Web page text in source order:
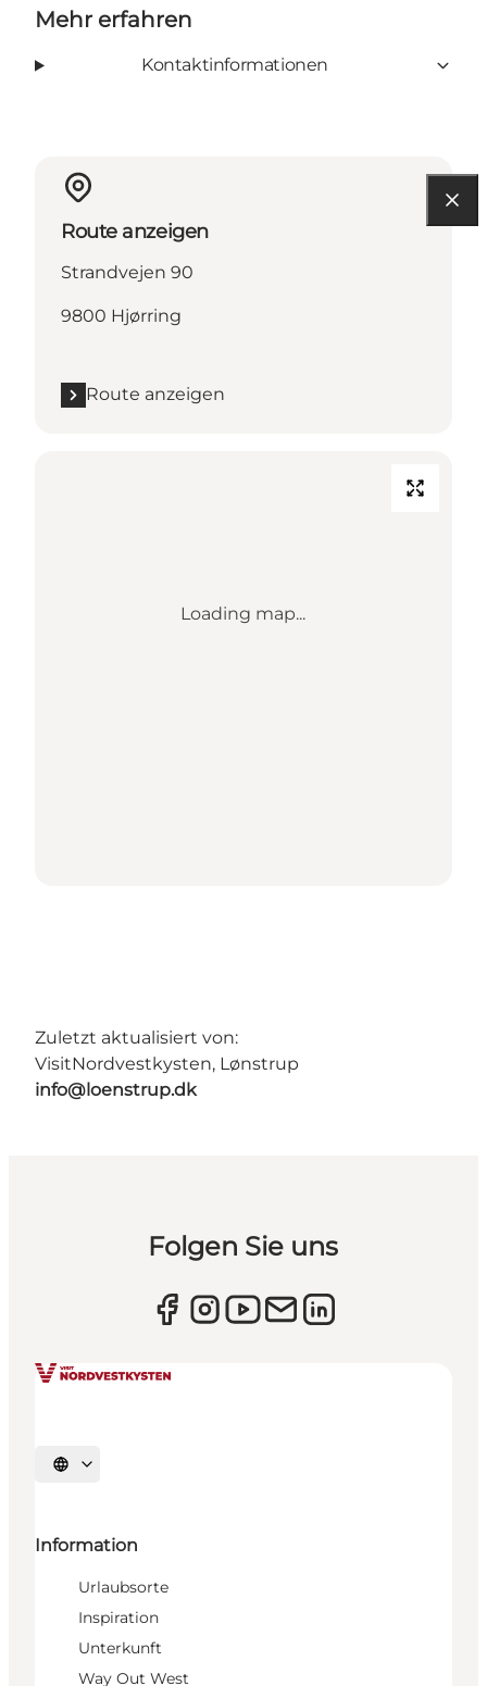
Mehr erfahren
Kontaktinformationen
Route anzeigen
Strandvejen 90
9800 Hjørring
Route anzeigen
Loading map...
Zuletzt aktualisiert von:
VisitNordvestkysten, Lønstrup
info@loenstrup.dk
Folgen Sie uns
Sprache auswählen
Information
Urlaubsorte
Inspiration
Unterkunft
Way Out West